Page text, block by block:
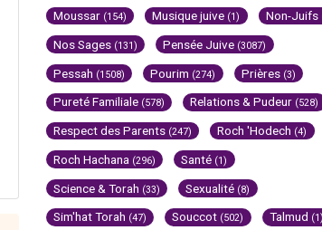
Moussar (154) Musique juive (1) Non-Juifs
Nos Sages (131) Pensée Juive (3087)
Pessah (1508) Pourim (274) Prières (3)
Pureté Familiale (578) Relations & Pudeur (528)
Respect des Parents (247) Roch 'Hodech (4)
Roch Hachana (296) Santé (1)
Science & Torah (33) Sexualité (8)
Sim'hat Torah (47) Souccot (502) Talmud (1)